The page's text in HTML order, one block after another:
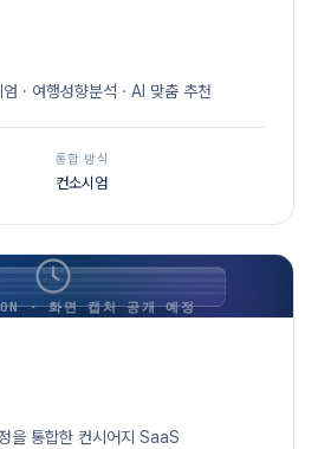
· 여행성향분석 · AI 맞춤 추천
통합 방식
컨소시엄
· 화면 캡처 공개 예정
을 통합한 컨시어지 SaaS